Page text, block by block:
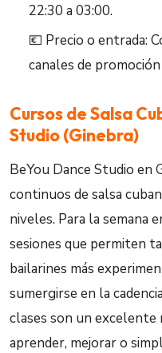
22:30 a 03:00.
💶 Precio o entrada:
canales de
Cursos de Salsa
Studio (Ginebra)
BeYou Dance Studio en
continuos de salsa
niveles. Para la semana
sesiones que permiten
bailarines más
sumergirse en la
clases son un excelente
aprender, mejorar o